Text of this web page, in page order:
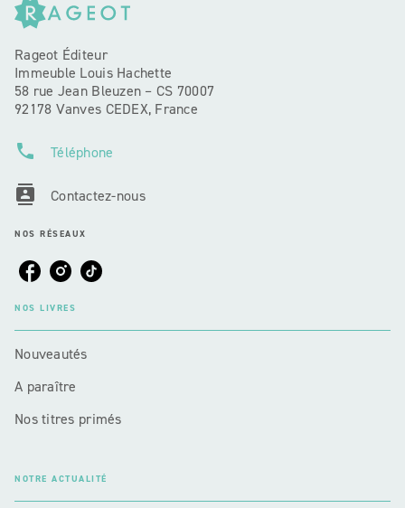
Rageot Éditeur
Immeuble Louis Hachette
58 rue Jean Bleuzen – CS 70007
92178 Vanves CEDEX, France
phone Téléphone
contacts Contactez-nous
NOS RÉSEAUX
NOS LIVRES
Nouveautés
A paraître
Nos titres primés
NOTRE ACTUALITÉ